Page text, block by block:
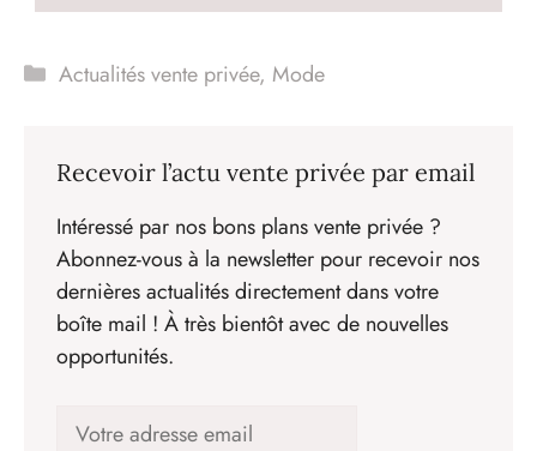
Catégories
Actualités vente privée, Mode
Recevoir l’actu vente privée par email
Intéressé par nos bons plans vente privée ?
Abonnez-vous à la newsletter pour recevoir nos
dernières actualités directement dans votre
boîte mail ! À très bientôt avec de nouvelles
opportunités.